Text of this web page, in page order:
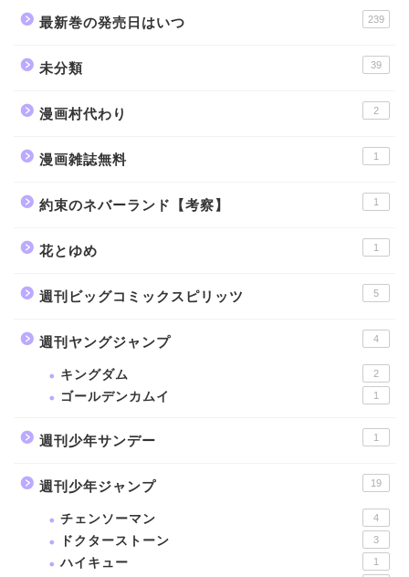
最新巻の発売日はいつ 239
未分類 39
漫画村代わり 2
漫画雑誌無料 1
約束のネバーランド【考察】 1
花とゆめ 1
週刊ビッグコミックスピリッツ 5
週刊ヤングジャンプ 4
キングダム 2
ゴールデンカムイ 1
週刊少年サンデー 1
週刊少年ジャンプ 19
チェンソーマン 4
ドクターストーン 3
ハイキュー 1